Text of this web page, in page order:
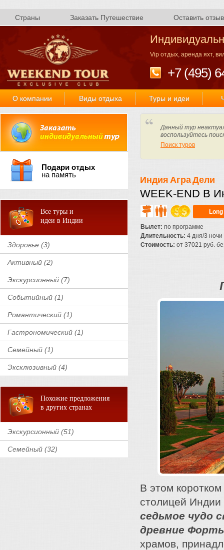
Страны Заказать Путешествие Оставить отзыв
Vip отдых, аренда яхт,
+7 (495)
О компании Виды отдыха Туры и идеи
Подари отдых
на память
Все туры и
идеи в Индии
Здоровье (3)
Активный (2)
Экскурсионный (7)
Событийный (1)
Романтический (1)
Гастрономический (1)
Семейный (1)
Эксклюзивный (4)
Похожие предложения
в других странах
Экскурсионный (51)
Семейный (32)
Данный тур
воспользуйтесь
Поиск туров
Индия АграДели
WEEK-END В
Вылет: по программе
Длительность: 4 дня/3 ночи
Стоимость: от 37021 руб.
В этом
столицей
седьмое чудо
древние
храмов,